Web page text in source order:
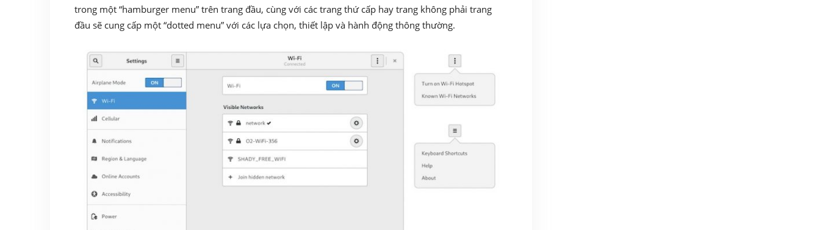
trong một “hamburger menu” trên trang đầu, cùng với các trang thứ cấp hay trang không phải trang
đầu sẽ cung cấp một “dotted menu” với các lựa chọn, thiết lập và hành động thông thường.